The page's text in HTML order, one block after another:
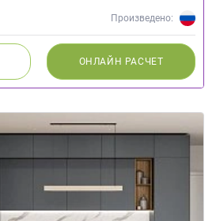
Произведено:
ОНЛАЙН РАСЧЕТ